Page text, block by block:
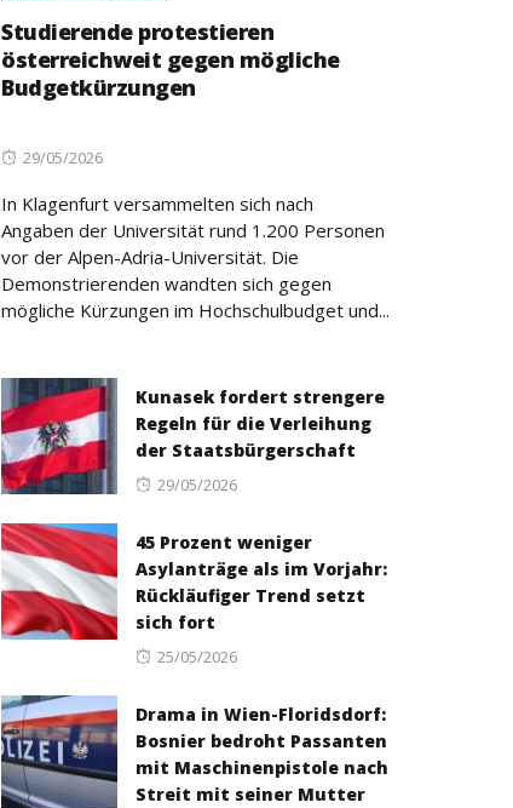
Studierende protestieren
österreichweit gegen mögliche
Budgetkürzungen
Posted
29/05/2026
In Klagenfurt versammelten sich nach
Angaben der Universität rund 1.200 Personen
vor der Alpen-Adria-Universität. Die
Demonstrierenden wandten sich gegen
mögliche Kürzungen im Hochschulbudget und...
Kunasek fordert strengere
Regeln für die Verleihung
der Staatsbürgerschaft
Posted
29/05/2026
45 Prozent weniger
Asylanträge als im Vorjahr:
Rückläufiger Trend setzt
sich fort
Posted
25/05/2026
Drama in Wien-Floridsdorf:
Bosnier bedroht Passanten
mit Maschinenpistole nach
Streit mit seiner Mutter